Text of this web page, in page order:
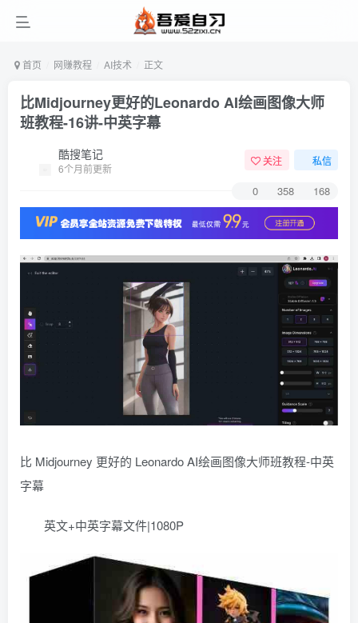
首页 网赚教程 AI技术 正文
比Midjourney更好的Leonardo AI绘画图像大师
班教程-16讲-中英字幕
酷搜笔记
6个月前更新
关注 私信
0 358 168
比 Midjourney 更好的 Leonardo AI绘画图像大师班教程-中英
字幕
英文+中英字幕文件|1080P